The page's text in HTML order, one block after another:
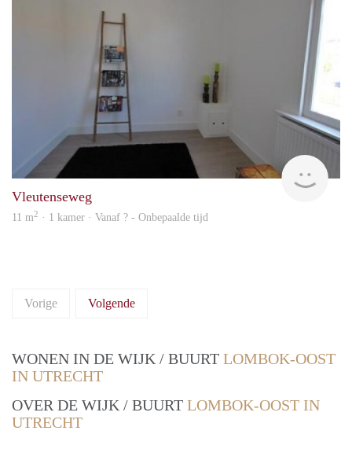
Vleutenseweg
11 m2 · 1 kamer · Vanaf ? - Onbepaalde tijd
Vorige Volgende
WONEN IN DE WIJK / BUURT LOMBOK-OOST
IN UTRECHT
OVER DE WIJK / BUURT LOMBOK-OOST IN
UTRECHT